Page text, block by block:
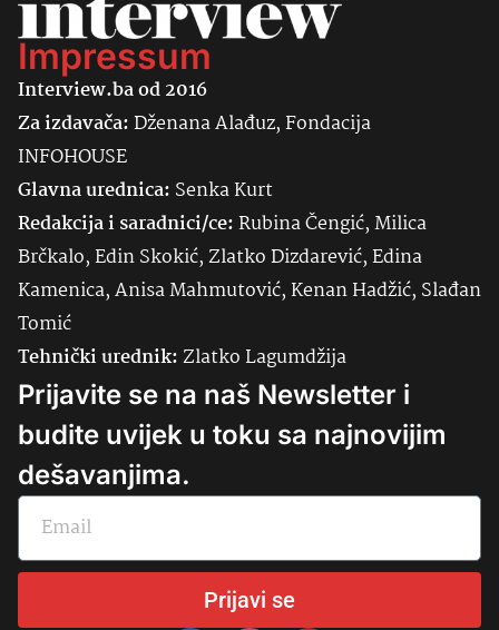
Impressum
Interview.ba od 2016
Za izdavača:Dženana Alađuz, Fondacija
INFOHOUSE
Glavna urednica: SenkaKurt
Redakcija i saradnici/ce:Rubina Čengić, Milica
Brčkalo, Edin Skokić, Zlatko Dizdarević, Edina
Kamenica, Anisa Mahmutović, Kenan Hadžić, Slađan
Tomić
Tehnički urednik:Zlatko Lagumdžija
Prijavite se na naš Newsletter i
budite uvijek u toku sa najnovijim
dešavanjima.
Prijavi se